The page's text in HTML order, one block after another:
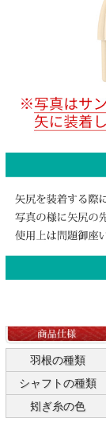
羽根の種類
シャフトの種類
矧ぎ糸の色